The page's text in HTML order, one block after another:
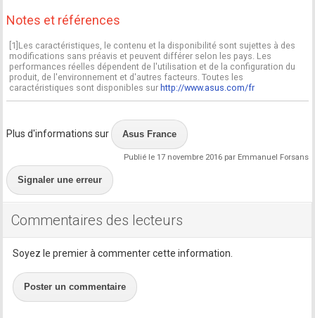
Notes et références
[1]Les caractéristiques, le contenu et la disponibilité sont sujettes à des
modifications sans préavis et peuvent différer selon les pays. Les
performances réelles dépendent de l'utilisation et de la configuration du
produit, de l'environnement et d'autres facteurs. Toutes les
caractéristiques sont disponibles sur http://www.asus.com/fr
Plus d'informations sur Asus France
Publié le 17 novembre 2016 par Emmanuel Forsans
Signaler une erreur
Commentaires des lecteurs
Soyez le premier à commenter cette information.
Poster un commentaire